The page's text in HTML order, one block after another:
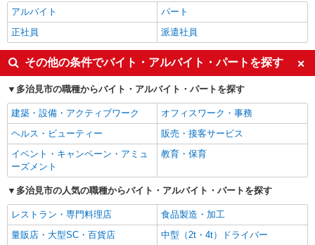
アルバイト
パート
正社員
派遣社員
その他の条件でバイト・アルバイト・パートを探す
多治見市の職種からバイト・アルバイト・パートを探す
建築・設備・アクティブワーク
オフィスワーク・事務
ヘルス・ビューティー
販売・接客サービス
イベント・キャンペーン・アミュ
ーズメント
教育・保育
多治見市の人気の職種からバイト・アルバイト・パートを探す
レストラン・専門料理店
食品製造・加工
量販店・大型SC・百貨店
中型（2t・4t）ドライバー